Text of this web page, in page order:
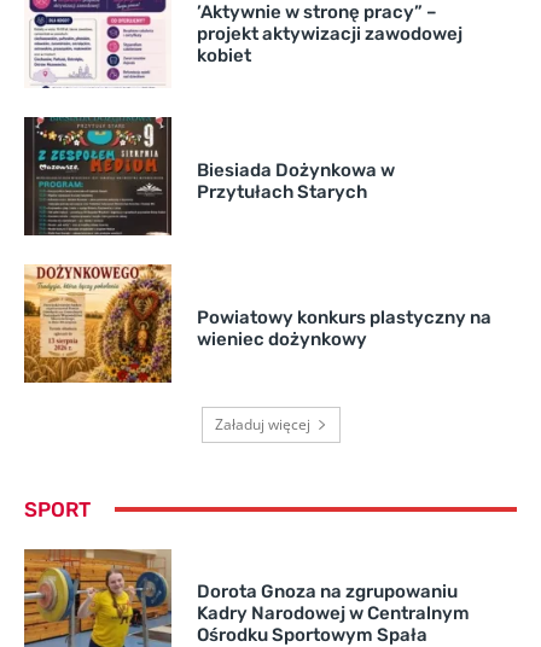
’Aktywnie w stronę pracy” –
projekt aktywizacji zawodowej
kobiet
Biesiada Dożynkowa w
Przytułach Starych
Powiatowy konkurs plastyczny na
wieniec dożynkowy
Załaduj więcej
SPORT
Dorota Gnoza na zgrupowaniu
Kadry Narodowej w Centralnym
Ośrodku Sportowym Spała